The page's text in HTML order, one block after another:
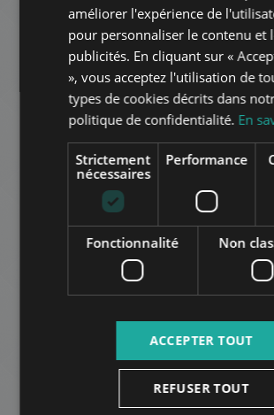
BEM JÓZSEF UTCA
Prix:245.000.000 HUF
Quartier 2 • 2 Chambres • 91 m2
239.000.000 HUF
Quartier 2 • 2 Chambres • 80 m2
améliorer l'expérience de
pour personnaliser le contenu et
publicités. En cliquant sur «
», vous acceptez l'utilisation de
types de cookies décrits dans
politique de confidentialité. En
Strictement
nécessaires
Performance
Fonctionnalité Non
ACCEPTER TOUT
REFUSER TOUT